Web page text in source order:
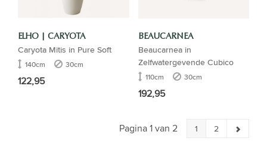
ELHO | CARYOTA
Caryota Mitis in Pure Soft
140cm 30cm
122,95
BEAUCARNEA
Beaucarnea in
Zelfwatergevende Cubico
110cm 30cm
192,95
Pagina 1 van 2 1 2